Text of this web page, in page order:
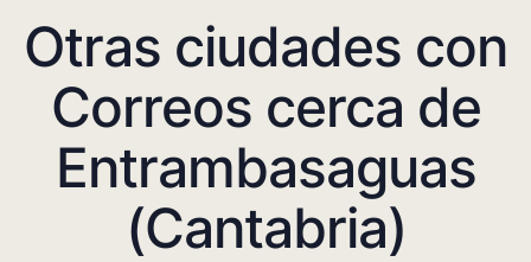
Otras ciudades con
Correos cerca de
Entrambasaguas
(Cantabria)